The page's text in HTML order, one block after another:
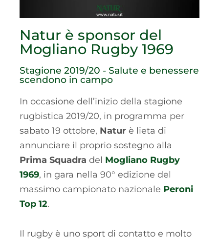
Natur è sponsor del
Mogliano Rugby 1969
Stagione 2019/20 - Salute e benessere
scendono in campo
In occasione dell’inizio della stagione
rugbistica 2019/20, in programma per
sabato 19 ottobre, Natur è lieta di
annunciare il proprio sostegno alla
Prima Squadra del Mogliano Rugby
1969, in gara nella 90° edizione del
massimo campionato nazionale Peroni
Top 12.
Il rugby è uno sport di contatto e molto